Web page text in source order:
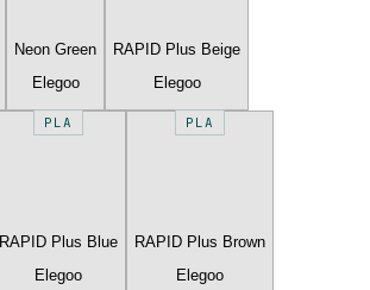
Neon Green
Elegoo
RAPID Plus Beige
Elegoo
PLA
RAPID Plus Blue
Elegoo
PLA
RAPID Plus Brown
Elegoo